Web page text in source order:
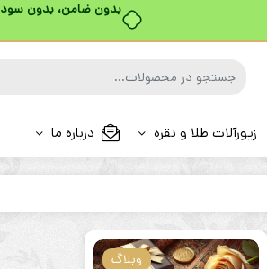
بدون ضامن، بدون سود
زیورآلات طلا و نقره درباره ما
وبلاگ